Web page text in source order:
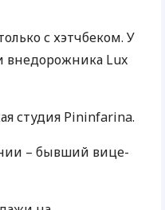
с хэтчбеком. У
внедорожника Lux
студия Pininfarina.
– бывший вице-